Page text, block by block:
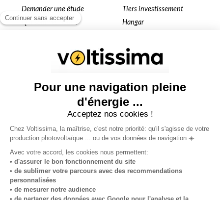
Sites partenaires
louersonterrain.fr
hangarsolaire.fr
collectivitelocale.fr
ombrierephotovoltaique.fr
autoconsommation.pro
locationtoiture.fr
Demander une étude
Qui sommes nous ?
Installation KER4YOU
Tiers investissement
Hangar
Ombrière
Terrain